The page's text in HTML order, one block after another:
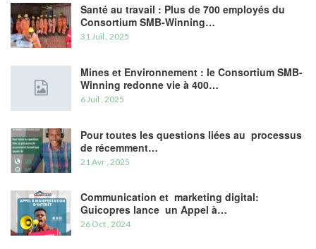
Santé au travail : Plus de 700 employés du
Consortium SMB-Winning…
31 Juil , 2025
Mines et Environnement : le Consortium SMB-
Winning redonne vie à 400…
6 Juil , 2025
Pour toutes les questions liées au processus
de récemment…
21 Avr , 2025
Communication et marketing digital:
Guicopres lance un Appel à…
26 Oct , 2024